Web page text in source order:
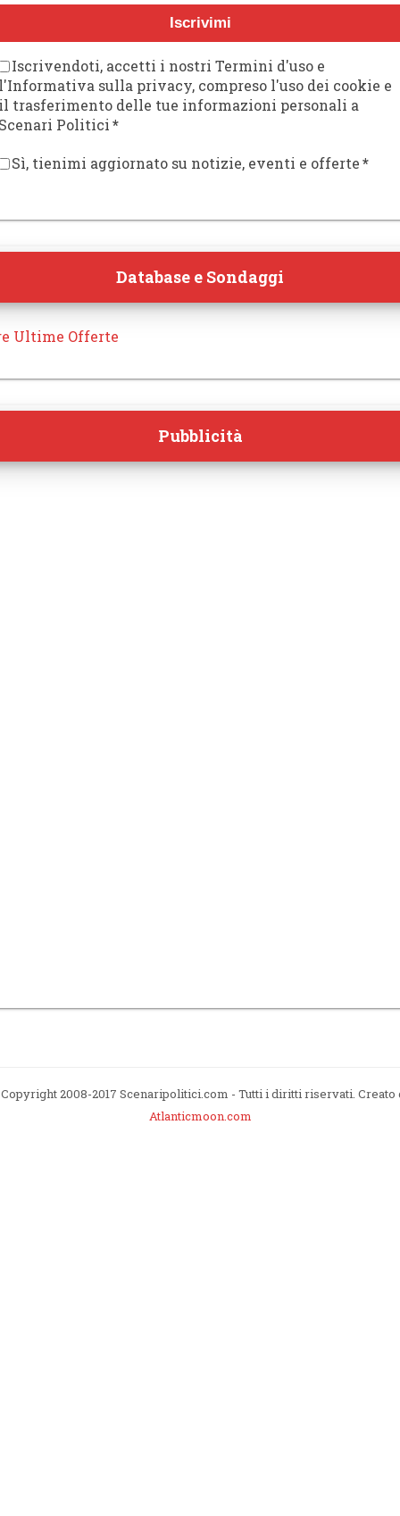
Iscrivimi
Iscrivendoti, accetti i nostri Termini d'uso e
sulla privacy, compreso l'uso dei cookie e
trasferimento delle tue informazioni personali a
Politici*
Sì, tienimi aggiornato su notizie, eventi e offerte*
Database e Sondaggi
Ultime Offerte
Pubblicità
2008-2017 Scenaripolitici.com - Tutti i diritti riservati. Creato
Atlanticmoon.com